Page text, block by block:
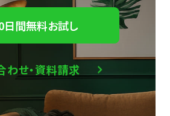
日間無料お試し
わせ・資料請求